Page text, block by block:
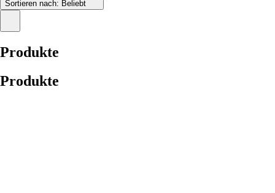
Sortieren nach: Beliebt
Produkte
Produkte